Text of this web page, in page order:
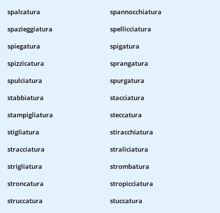
spalcatura
spannocchiatura
spazieggiatura
spellicciatura
spiegatura
spigatura
spizzicatura
sprangatura
spulciatura
spurgatura
stabbiatura
stacciatura
stampigliatura
steccatura
stigliatura
stiracchiatura
stracciatura
straliciatura
strigliatura
strombatura
stroncatura
stropicciatura
struccatura
stuccatura